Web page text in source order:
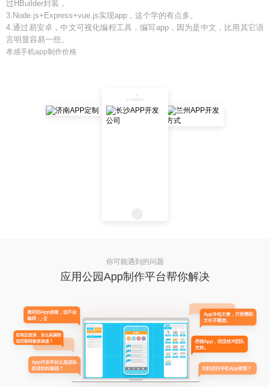
过HBuilder封装，
3.Node.js+Express+vue.js实现app，这个学的有点多。
4.通过易安卓，中文可视化编程工具，编写app，因为是中文，比用其它语
言明显容易一些。
孝感手机app制作价格
你可能遇到的问题
应用公园App制作平台帮你解决